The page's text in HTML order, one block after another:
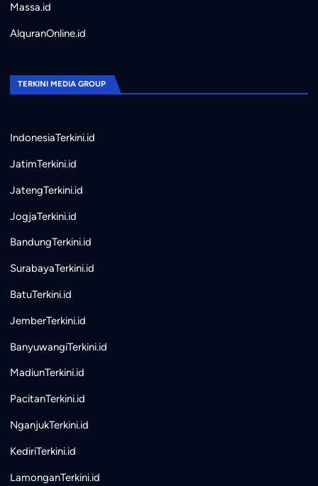
Massa.id
AlquranOnline.id
TERKINI MEDIA GROUP
IndonesiaTerkini.id
JatimTerkini.id
JatengTerkini.id
JogjaTerkini.id
BandungTerkini.id
SurabayaTerkini.id
BatuTerkini.id
JemberTerkini.id
BanyuwangiTerkini.id
MadiunTerkini.id
PacitanTerkini.id
NganjukTerkini.id
KediriTerkini.id
LamonganTerkini.id